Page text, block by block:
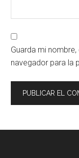
Guarda mi
navegador para la